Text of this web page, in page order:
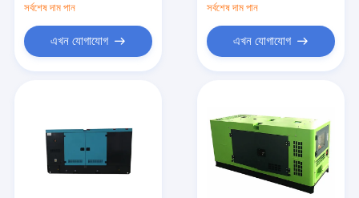
সর্বশেষ দাম পান
এখন যোগাযোগ
সর্বশেষ দাম পান
এখন যোগাযোগ